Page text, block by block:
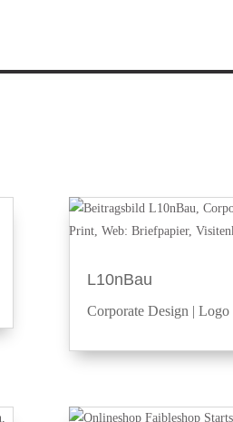
L10nBau
Corporate Design |Logo